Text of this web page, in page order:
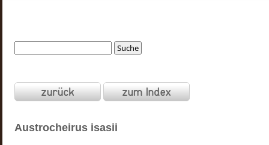
Austrocheirus isasii